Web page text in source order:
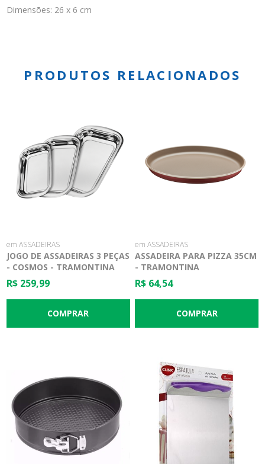
Dimensões: 26 x 6 cm
PRODUTOS RELACIONADOS
em ASSADEIRAS
JOGO DE ASSADEIRAS 3 PEÇAS
- COSMOS - TRAMONTINA
R$ 259,99
em ASSADEIRAS
ASSADEIRA PARA PIZZA 35CM
- TRAMONTINA
R$ 64,54